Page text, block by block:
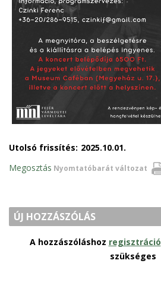
Utolsó frissítés: 2025.10.01.
Nyomtatóbarát változat
Megosztás
ÚJ HOZZÁSZÓLÁS
A hozzászóláshoz regisztráció
szükséges